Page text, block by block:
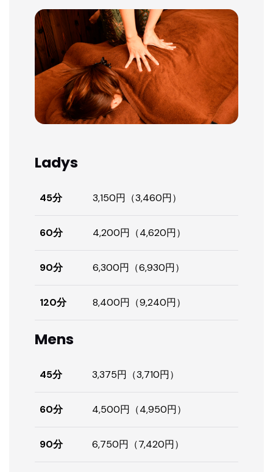
Ladys
45分 3,150円（3,460円）
60分 4,200円（4,620円）
90分 6,300円（6,930円）
120分 8,400円（9,240円）
Mens
45分 3,375円（3,710円）
60分 4,500円（4,950円）
90分 6,750円（7,420円）